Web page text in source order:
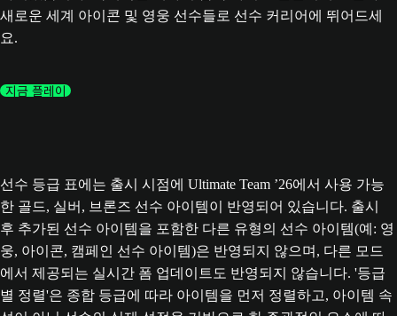
새로운 세계 아이콘 및 영웅 선수들로 선수 커리어에 뛰어드세
요.
지금 플레이
선수 등급 표에는 출시 시점에 Ultimate Team ’26에서 사용 가능
한 골드, 실버, 브론즈 선수 아이템이 반영되어 있습니다. 출시
후 추가된 선수 아이템을 포함한 다른 유형의 선수 아이템(예: 영
웅, 아이콘, 캠페인 선수 아이템)은 반영되지 않으며, 다른 모드
에서 제공되는 실시간 폼 업데이트도 반영되지 않습니다. '등급
별 정렬'은 종합 등급에 따라 아이템을 먼저 정렬하고, 아이템 속